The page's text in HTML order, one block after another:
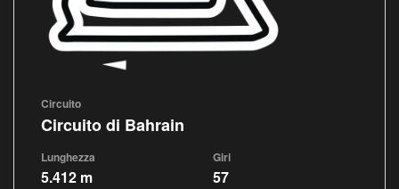
Circuito
Circuito di Bahrain
Lunghezza
5.412 m
Giri
57